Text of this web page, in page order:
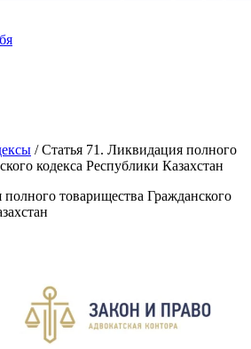
/Статья 71. Ликвидация полного
кодекса Республики Казахстан
товарищества Гражданского